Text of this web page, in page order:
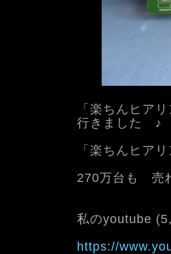
「楽ちんヒア
行きました ♪
「楽ちんヒア
270万台も
私のyoutube
https://